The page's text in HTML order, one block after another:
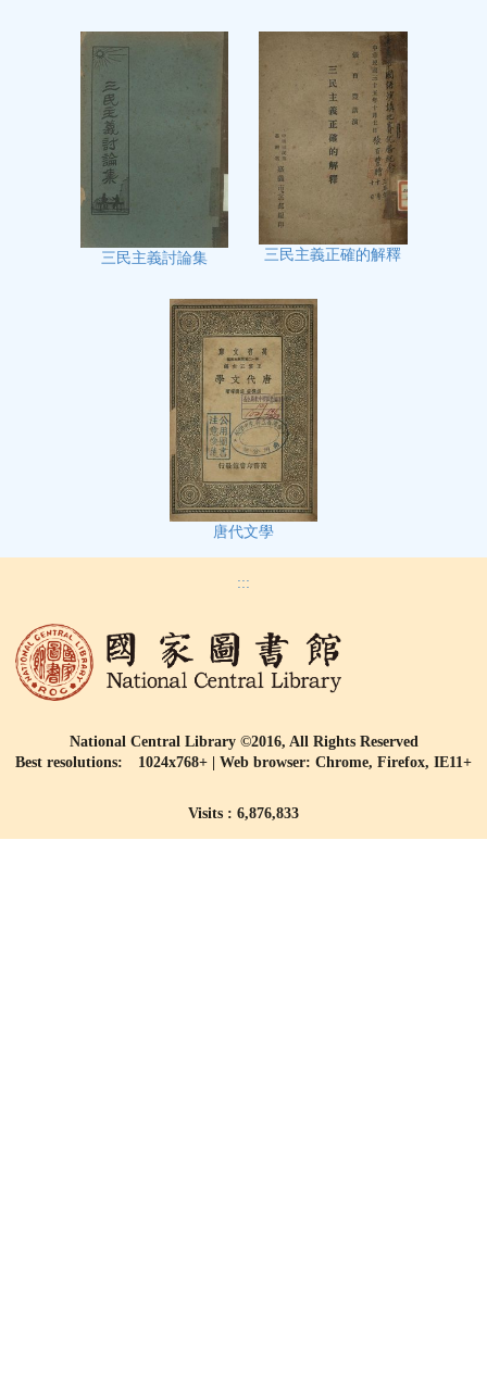
三民主義討論集 三民主義正確的解釋
唐代文學
:::
National Central Library ©2016, All Rights Reserved
Best resolutions: 1024x768+ | Web browser: Chrome, Firefox, IE11+
Visits : 6,876,833